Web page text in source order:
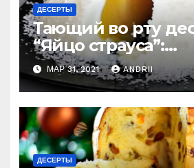
ДЕСЕРТЫ
Тающий во рту
“Яйцо страуса”:
удивительно
приготовить
МАР 31, 2021 ANDRII
ДЕСЕРТЫ